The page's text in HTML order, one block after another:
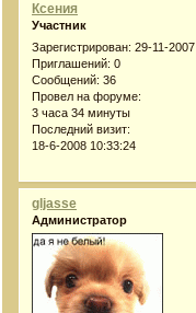
Ксения
Участник
Зарегистрирован: 29-11-2007
Приглашений: 0
Сообщений: 36
Провел на форуме:
3 часа 34 минуты
Последний визит:
18-6-2008 10:33:24
gljasse
Администратор